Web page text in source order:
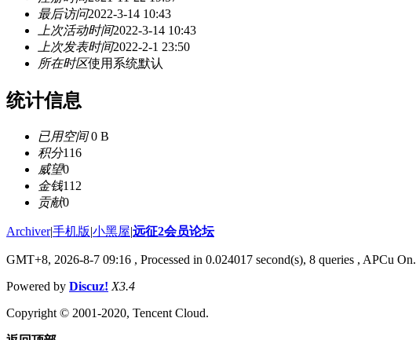
最后访问2022-3-14 10:43
上次活动时间2022-3-14 10:43
上次发表时间2022-2-1 23:50
所在时区使用系统默认
统计信息
已用空间0 B
积分116
威望0
金钱112
贡献0
Archiver|手机版|小黑屋|远征2会员论坛
GMT+8, 2026-8-7 09:16 , Processed in 0.024017 second(s), 8 queries , APCu On.
Powered by Discuz! X3.4
Copyright © 2001-2020, Tencent Cloud.